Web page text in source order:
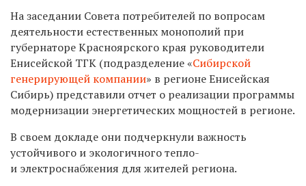
На заседании Совета потребителей по вопросам
деятельности естественных монополий при
губернаторе Красноярского края руководители
Енисейской ТГК (подразделение «Сибирской
генерирующей компании» в регионе Енисейская
Сибирь) представили отчет о реализации программы
модернизации энергетических мощностей в регионе.
В своем докладе они подчеркнули важность
устойчивого и экологичного тепло-
и электроснабжения для жителей региона.